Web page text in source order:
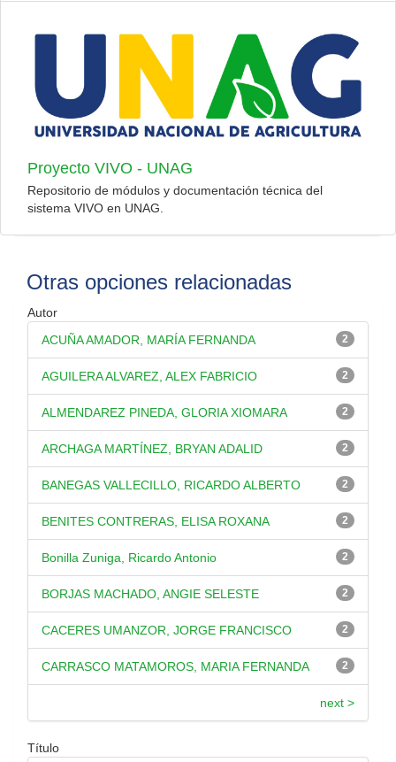
Proyecto VIVO - UNAG
Repositorio de módulos y documentación técnica del
sistema VIVO en UNAG.
Otras opciones relacionadas
Autor
2
ACUÑA AMADOR, MARÍA FERNANDA
2
AGUILERA ALVAREZ, ALEX FABRICIO
2
ALMENDAREZ PINEDA, GLORIA XIOMARA
2
ARCHAGA MARTÍNEZ, BRYAN ADALID
2
BANEGAS VALLECILLO, RICARDO ALBERTO
2
BENITES CONTRERAS, ELISA ROXANA
2
Bonilla Zuniga, Ricardo Antonio
2
BORJAS MACHADO, ANGIE SELESTE
2
CACERES UMANZOR, JORGE FRANCISCO
2
CARRASCO MATAMOROS, MARIA FERNANDA
next >
Título